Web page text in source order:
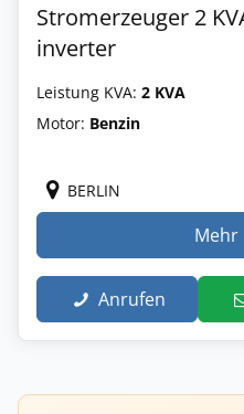
Stromerzeuger 2
inverter
Leistung KVA: 2 KVA
Motor: Benzin
BERLIN
Mehr
Anrufen